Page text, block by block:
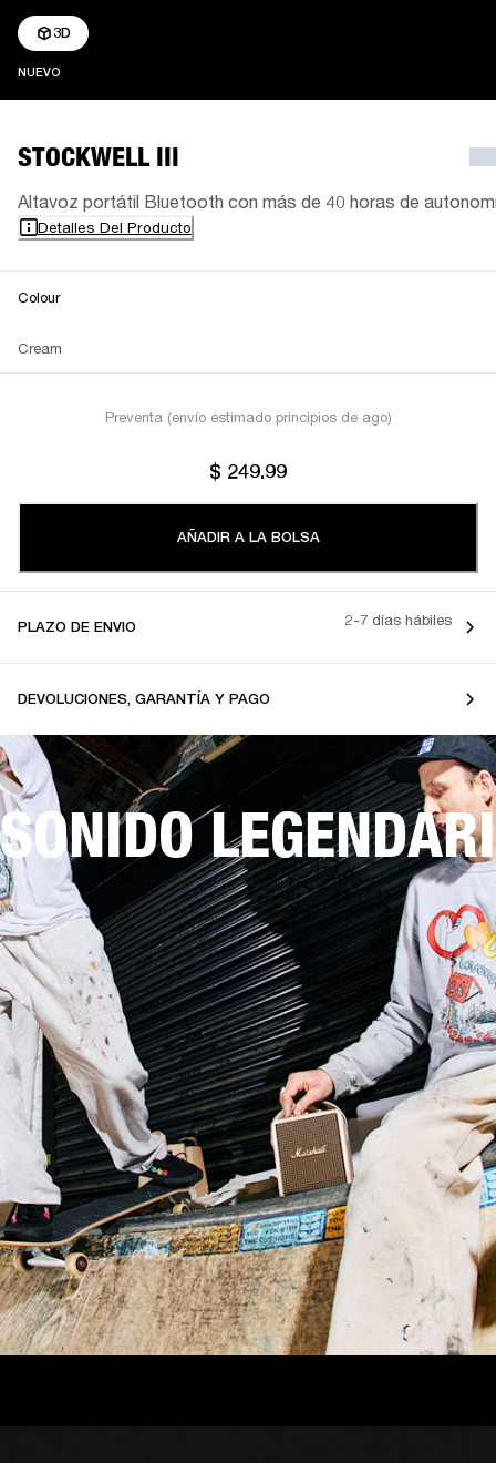
NUEVO
3D
STOCKWELL III
Altavoz portátil Bluetooth con más de 40 horas de
Detalles Del Producto
Colour
Cream
Preventa (envío estimado principios de ago)
$ 249.99
AÑADIR A LA BOLSA
PLAZO DE ENVIO 2-7 días hábiles
DEVOLUCIONES, GARANTÍA Y PAGO
SONIDO